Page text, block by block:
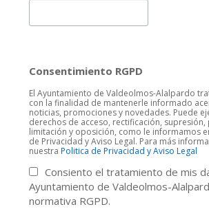
Consentimiento RGPD
El Ayuntamiento de Valdeolmos-Alalpardo
con la finalidad de mantenerle informado
noticias, promociones y novedades. Puede
derechos de acceso, rectificación,
limitación y oposición, como le informamos
de Privacidad y Aviso Legal. Para más
nuestra Politica de Privacidad y Aviso Legal
Consiento el tratamiento de mis
Ayuntamiento de Valdeolmos-
normativa RGPD.